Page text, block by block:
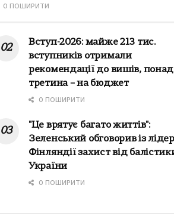
0 ПОШИРИТИ
Вступ-2026: майже 213 тис.
вступників отримали
рекомендації до вишів, понад
третина – на бюджет
0 ПОШИРИТИ
"Це врятує багато життів":
Зеленський обговорив із
Фінляндії захист від
України
0 ПОШИРИТИ